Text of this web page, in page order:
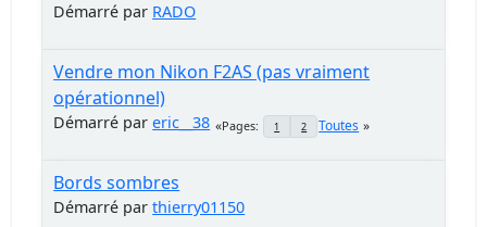
Démarré par RADO
Vendre mon Nikon F2AS (pas vraiment
opérationnel)
Démarré pareric__38 Pages 1 2 Toutes
Bords sombres
Démarré parthierry01150